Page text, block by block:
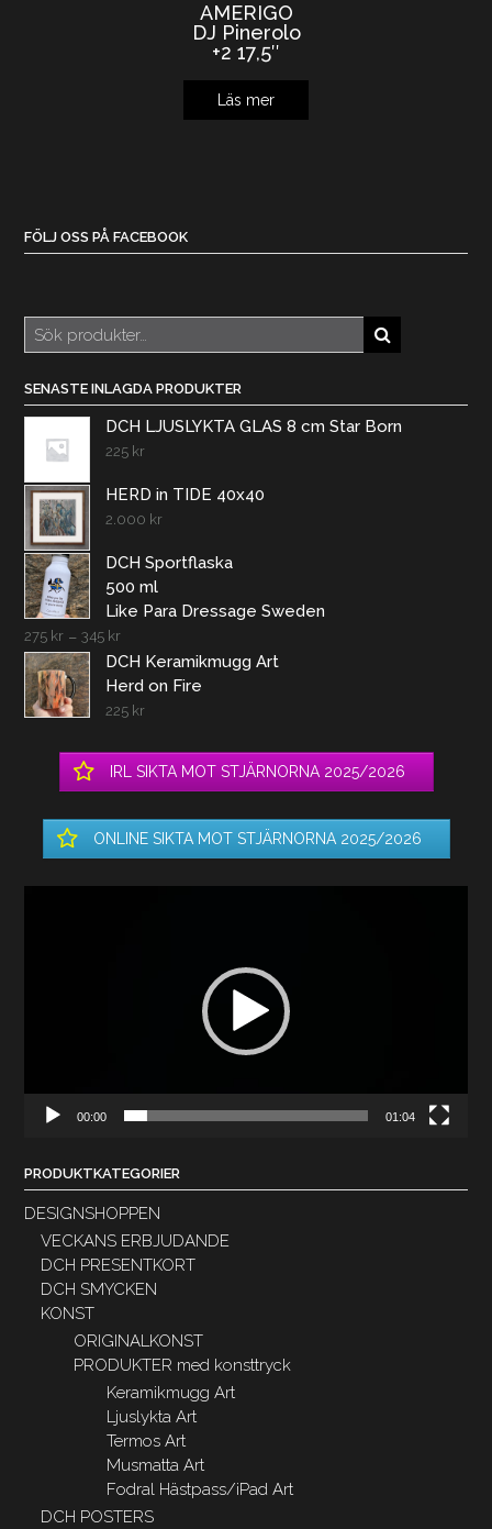
AMERIGO
DJ Pinerolo
+2 17,5″
Läs mer
FÖLJ OSS PÅ FACEBOOK
Sök
efter:
SENASTE INLAGDA PRODUKTER
DCH LJUSLYKTA GLAS 8 cm Star Born
225 kr
HERD in TIDE 40x40
2.000 kr
DCH Sportflaska
500 ml
Like Para Dressage Sweden
275 kr – 345 kr
DCH Keramikmugg Art
Herd on Fire
225 kr
IRL SIKTA MOT STJÄRNORNA 2025/2026
ONLINE SIKTA MOT STJÄRNORNA 2025/2026
00:00 01:04
PRODUKTKATEGORIER
DESIGNSHOPPEN
VECKANS ERBJUDANDE
DCH PRESENTKORT
DCH SMYCKEN
KONST
ORIGINALKONST
PRODUKTER med konsttryck
Keramikmugg Art
Ljuslykta Art
Termos Art
Musmatta Art
Fodral Hästpass/iPad Art
DCH POSTERS